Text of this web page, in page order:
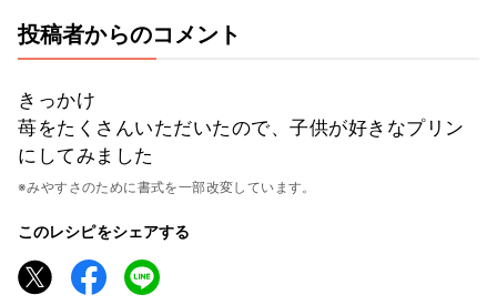
投稿者からのコメント
きっかけ
苺をたくさんいただいたので、子供が好きなプリン
にしてみました
※みやすさのために書式を一部改変しています。
このレシピをシェアする